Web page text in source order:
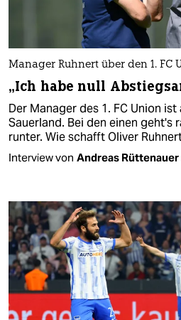
Manager Ruhnert über den 1. FC
„Ich habe null
Der Manager des 1. FC Union
Sauerland. Bei den einen geht's
runter. Wie schafft Oliver
Interview von Andreas Rüttenauer